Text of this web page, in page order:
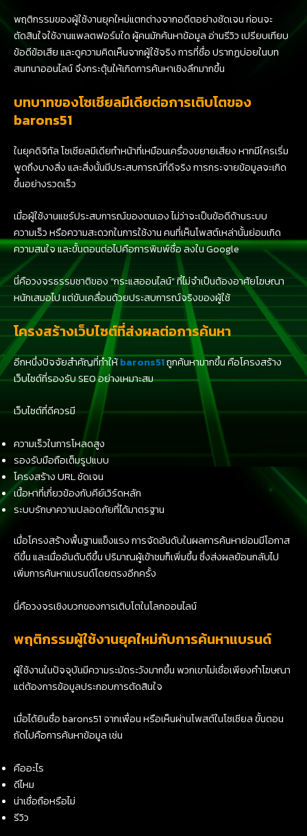
พฤติกรรมของผู้ใช้งานยุคใหม่แตกต่างจากอดีตอย่างชัดเจน ก่อนจะ
ตัดสินใจใช้งานแพลตฟอร์มใด ผู้คนมักค้นหาข้อมูล อ่านรีวิว เปรียบเทียบ
ข้อดีข้อเสีย และดูความคิดเห็นจากผู้ใช้จริง การที่ชื่อ ปรากฏบ่อยในบท
สนทนาออนไลน์ จึงกระตุ้นให้เกิดการค้นหาเชิงลึกมากขึ้น
บทบาทของโซเชียลมีเดียต่อการเติบโตของ
barons51
ในยุคดิจิทัล โซเชียลมีเดียทำหน้าที่เหมือนเครื่องขยายเสียง หากมีใครเริ่ม
พูดถึงบางสิ่ง และสิ่งนั้นมีประสบการณ์ที่ดีจริง การกระจายข้อมูลจะเกิด
ขึ้นอย่างรวดเร็ว
เมื่อผู้ใช้งานแชร์ประสบการณ์ของตนเอง ไม่ว่าจะเป็นข้อดีด้านระบบ
ความเร็ว หรือความสะดวกในการใช้งาน คนที่เห็นโพสต์เหล่านั้นย่อมเกิด
ความสนใจ และขั้นตอนต่อไปคือการพิมพ์ชื่อ ลงใน Google
นี่คือวงจรธรรมชาติของ “กระแสออนไลน์” ที่ไม่จำเป็นต้องอาศัยโฆษณา
หนักเสมอไป แต่ขับเคลื่อนด้วยประสบการณ์จริงของผู้ใช้
โครงสร้างเว็บไซต์ที่ส่งผลต่อการค้นหา
อีกหนึ่งปัจจัยสำคัญที่ทำให้barons51ถูกค้นหามากขึ้น คือโครงสร้าง
เว็บไซต์ที่รองรับ SEO อย่างเหมาะสม
เว็บไซต์ที่ดีควรมี
ความเร็วในการโหลดสูง
รองรับมือถือเต็มรูปแบบ
โครงสร้าง URL ชัดเจน
เนื้อหาที่เกี่ยวข้องกับคีย์เวิร์ดหลัก
ระบบรักษาความปลอดภัยที่ได้มาตรฐาน
เมื่อโครงสร้างพื้นฐานแข็งแรง การจัดอันดับในผลการค้นหาย่อมมีโอกาส
ดีขึ้น และเมื่ออันดับดีขึ้น ปริมาณผู้เข้าชมก็เพิ่มขึ้น ซึ่งส่งผลย้อนกลับไป
เพิ่มการค้นหาแบรนด์โดยตรงอีกครั้ง
นี่คือวงจรเชิงบวกของการเติบโตในโลกออนไลน์
พฤติกรรมผู้ใช้งานยุคใหม่กับการค้นหาแบรนด์
ผู้ใช้งานในปัจจุบันมีความระมัดระวังมากขึ้น พวกเขาไม่เชื่อเพียงคำโฆษณา
แต่ต้องการข้อมูลประกอบการตัดสินใจ
เมื่อได้ยินชื่อ barons51 จากเพื่อน หรือเห็นผ่านโพสต์ในโซเชียล ขั้นตอน
ถัดไปคือการค้นหาข้อมูล เช่น
คืออะไร
ดีไหม
น่าเชื่อถือหรือไม่
รีวิว